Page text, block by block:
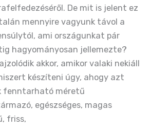
De mit is jelent ez
mennyire vagyunk távol a
ami országunkat pár
hagyományosan jellemezte?
akkor, amikor valaki nekiáll
készíteni úgy, ahogy azt
fenntarható méretű
egészséges, magas
friss,